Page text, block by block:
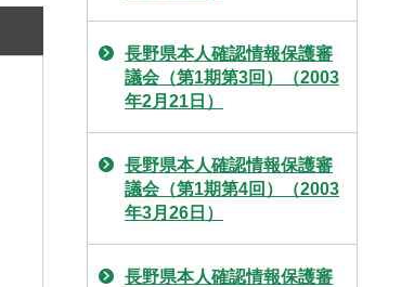
長野県本人確認情報保護審
議会（第1期第3回）（2003
年2月21日）
長野県本人確認情報保護審
議会（第1期第4回）（2003
年3月26日）
長野県本人確認情報保護審